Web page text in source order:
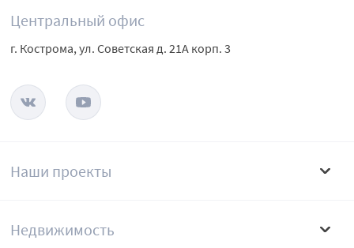
Наши проекты
Недвижимость
Центральный офис
г. Кострома, ул. Советская д. 21А корп. 3